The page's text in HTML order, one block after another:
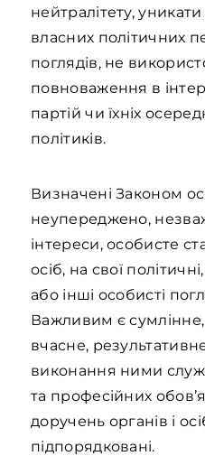
нейтралітету,
власних політичних
поглядів, не
повноваження в
партій чи їхніх
політиків.
Визначені Законом
неупереджено,
інтереси, особисте
осіб, на свої
або інші особисті
Важливим є
вчасне,
виконання ними
та професійних
доручень органів і
підпорядковані.